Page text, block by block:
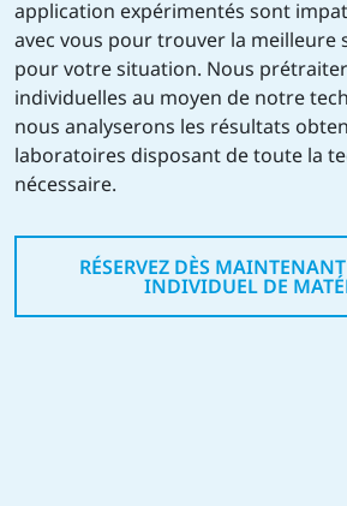
application expérimentés sont
avec vous pour trouver la meilleure
pour votre situation. Nous
individuelles au moyen de notre
nous analyserons les résultats
laboratoires disposant de toute la
nécessaire.
RÉSERVEZ DÈS
INDIVIDUEL DE